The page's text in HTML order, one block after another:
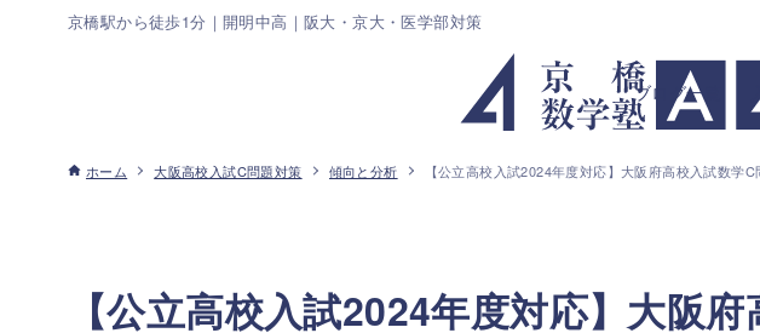
京橋駅から徒歩1分｜開明中高｜阪大・京大・医学部対策
ブログ一覧
ホーム 大阪高校入試C問題対策 傾向と分析 【公立高校入試2024年度対応】大阪府高校入試数学C
【公立高校入試2024年度対応】大阪